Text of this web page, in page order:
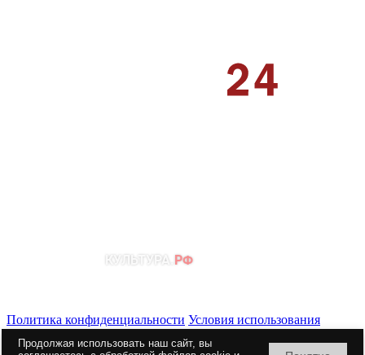
Политика конфиденциальности Условия использования
Продолжая использовать наш сайт, вы